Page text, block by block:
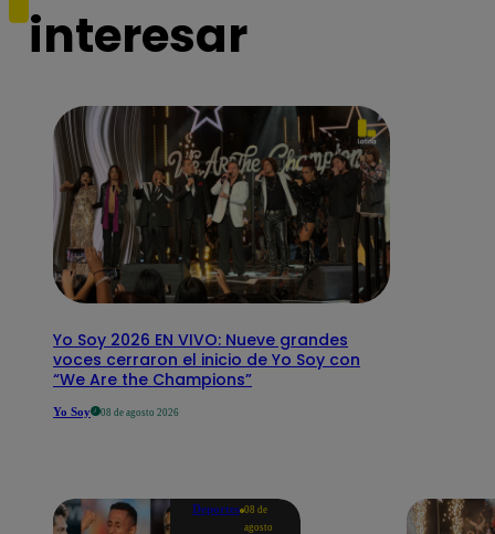
interesar
Yo Soy 2026 EN VIVO: Nueve grandes
voces cerraron el inicio de Yo Soy con
“We Are the Champions”
Yo Soy 08 de agosto 2026
Deportes 08 de
agosto